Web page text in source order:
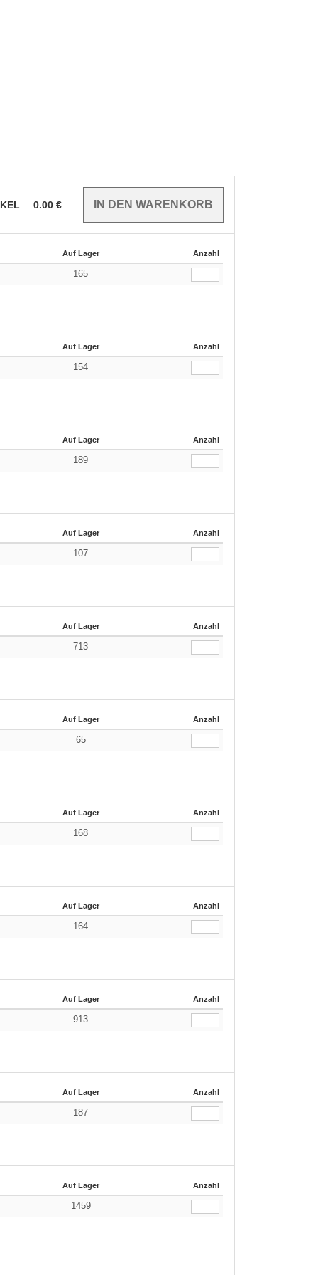
0.00 €
Auf Lager Anzahl
165
Auf Lager Anzahl
154
Auf Lager Anzahl
189
Auf Lager Anzahl
107
Auf Lager Anzahl
713
Auf Lager Anzahl
65
Auf Lager Anzahl
168
Auf Lager Anzahl
164
Auf Lager Anzahl
913
Auf Lager Anzahl
187
Auf Lager Anzahl
1459